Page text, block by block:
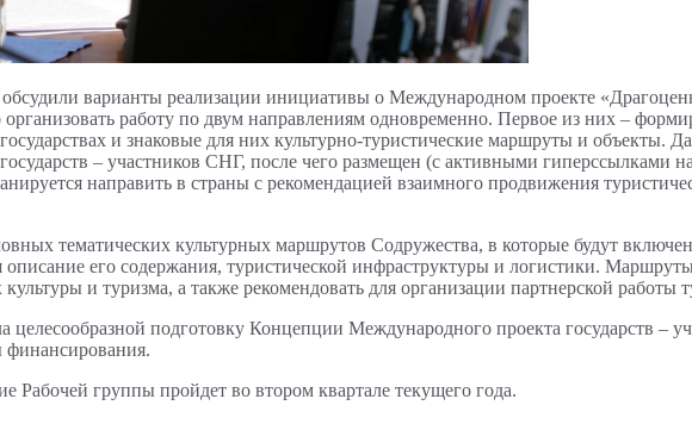
варианты реализации инициативы о Международном проекте
работу по двум направлениям одновременно. Первое из них –
и знаковые для них культурно-туристические маршруты и объекты.
– участников СНГ, после чего размещен (с активными гиперссылками
направить в страны с рекомендацией взаимного продвижения
тематических культурных маршрутов Содружества, в которые будут
его содержания, туристической инфраструктуры и логистики.
и туризма, а также рекомендовать для организации партнерской работы
целесообразной подготовку Концепции Международного проекта государств –
финансирования.
Рабочей группы пройдет во втором квартале текущего года.